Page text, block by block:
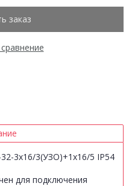
заказ
3х16/3(УЗО)+1х16/5 IP54
для подключения